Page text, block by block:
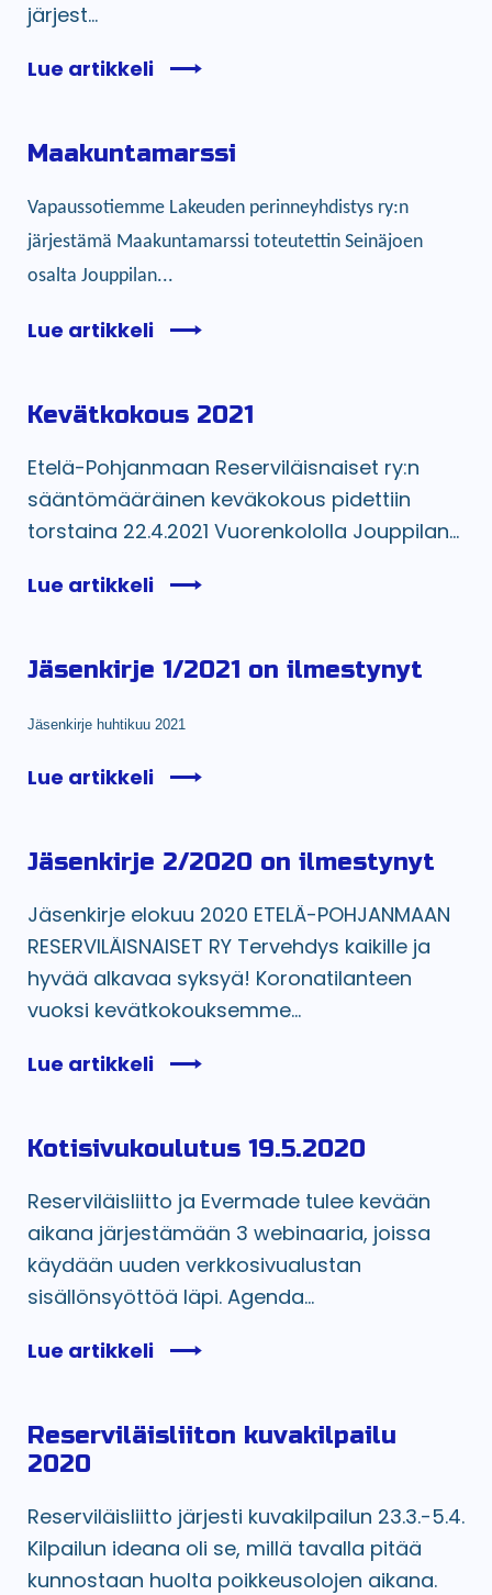
järjest...
Lue artikkeli
Maakuntamarssi
Vapaussotiemme Lakeuden perinneyhdistys ry:n
järjestämä Maakuntamarssi toteutettin Seinäjoen
osalta Jouppilan...
Lue artikkeli
Kevätkokous 2021
Etelä-Pohjanmaan Reserviläisnaiset ry:n
sääntömääräinen keväkokous pidettiin
torstaina 22.4.2021 Vuorenkololla Jouppilan...
Lue artikkeli
Jäsenkirje 1/2021 on ilmestynyt
Jäsenkirje huhtikuu 2021
Lue artikkeli
Jäsenkirje 2/2020 on ilmestynyt
Jäsenkirje elokuu 2020 ETELÄ-POHJANMAAN
RESERVILÄISNAISET RY Tervehdys kaikille ja
hyvää alkavaa syksyä! Koronatilanteen
vuoksi kevätkokouksemme...
Lue artikkeli
Kotisivukoulutus 19.5.2020
Reserviläisliitto ja Evermade tulee kevään
aikana järjestämään 3 webinaaria, joissa
käydään uuden verkkosivualustan
sisällönsyöttöä läpi. Agenda...
Lue artikkeli
Reserviläisliiton kuvakilpailu
2020
Reserviläisliitto järjesti kuvakilpailun 23.3.-5.4.
Kilpailun ideana oli se, millä tavalla pitää
kunnostaan huolta poikkeusolojen aikana.